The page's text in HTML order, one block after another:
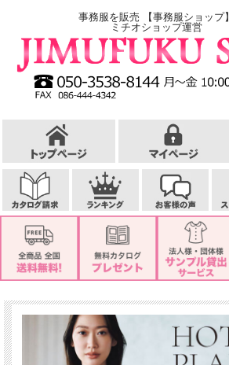
事務服を販売 【事務服ショップ】
ミチオショップ運営